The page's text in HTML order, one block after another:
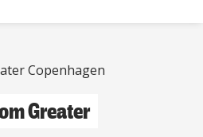
Copenhagen
Greater